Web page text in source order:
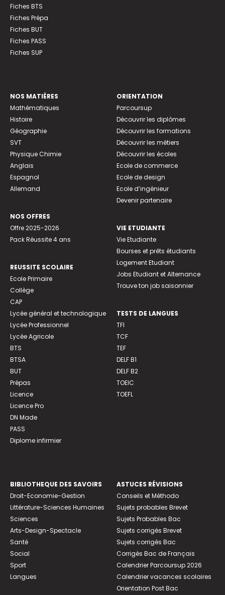
Fiches BTS
Fiches Prépa
Fiches BUT
Fiches PASS
Fiches SUP
NOS MATIÈRES
Mathématiques
Histoire
Géographie
SVT
Physique Chimie
Anglais
Espagnol
Allemand
NOS OFFRES
Offre 2025-2026
Pack Réussite 4 ans
REUSSITE SCOLAIRE
Ecole Primaire
Collège
CAP
Lycée général et technologique
Lycée Professionnel
Lycée Agricole
BTS
BTSA
BUT
Prépas
Licence
Licence Pro
DN Made
PASS
Diplome infirmier
ORIENTATION
Parcoursup
Découvrir les diplômes
Découvrir les formations
Découvrir les métiers
Découvrir les écoles
Ecole de commerce
Ecole de design
Ecole d’ingénieur
Devenir partenaire
VIE ETUDIANTE
Vie Etudiante
Bourses et prêts étudiants
Logement Etudiant
Jobs Etudiant et Alternance
Trouve ton job saisonnier
TESTS DE LANGUES
TFI
TCF
TEF
DELF B1
DELF B2
TOEIC
TOEFL
BIBLIOTHEQUE DES SAVOIRS
Droit-Economie-Gestion
Littérature-Sciences Humaines
Sciences
Arts-Design-Spectacle
Santé
Social
Sport
Langues
ASTUCES RÉVISIONS
Conseils et Méthodo
Sujets probables Brevet
Sujets Probables Bac
Sujets corrigés Brevet
Sujets corrigés Bac
Corrigés Bac de Français
Calendrier Parcoursup 2026
Calendrier vacances scolaires
Orientation Post Bac